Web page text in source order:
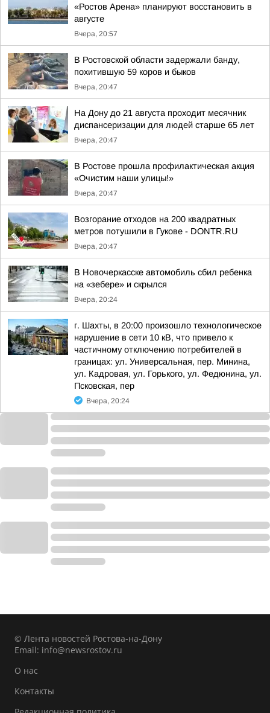
«Ростов Арена» планируют восстановить в
августе
Вчера, 20:57
В Ростовской области задержали банду,
похитившую 59 коров и быков
Вчера, 20:47
На Дону до 21 августа проходит месячник
диспансеризации для людей старше 65 лет
Вчера, 20:47
В Ростове прошла профилактическая акция
«Очистим наши улицы!»
Вчера, 20:47
Возгорание отходов на 200 квадратных
метров потушили в Гукове - DONTR.RU
Вчера, 20:47
В Новочеркасске автомобиль сбил ребенка
на «зебере» и скрылся
Вчера, 20:24
г. Шахты, в 20:00 произошло технологическое
нарушение в сети 10 кВ, что привело к
частичному отключению потребителей в
границах: ул. Универсальная, пер. Минина,
ул. Кадровая, ул. Горького, ул. Федюнина, ул.
Псковская, пер
Вчера, 20:24
© Лента новостей Ростова-на-Дону
Email: info@newsrostov.ru
О нас
Контакты